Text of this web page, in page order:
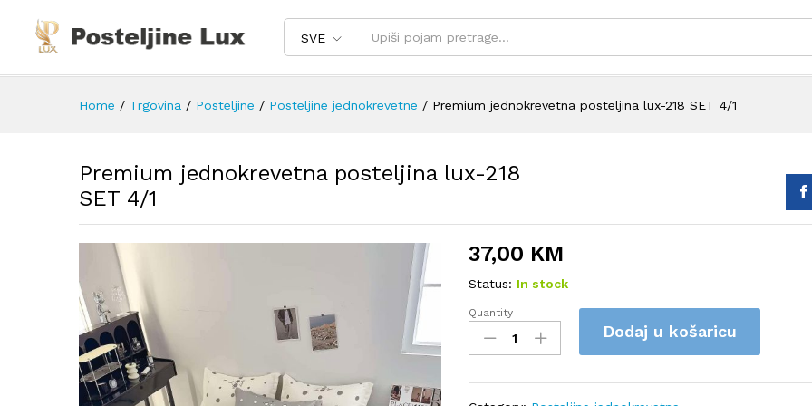
SVE
Home / Trgovina / Posteljine / Posteljine jednokrevetne / Premium jednokrevetna posteljina lux-218 SET 4/1
Premium jednokrevetna posteljina lux-218
SET 4/1
37,00 KM
Status: In stock
Premium
jednokrevetna
posteljina
Quantity
Dodaj u košaricu